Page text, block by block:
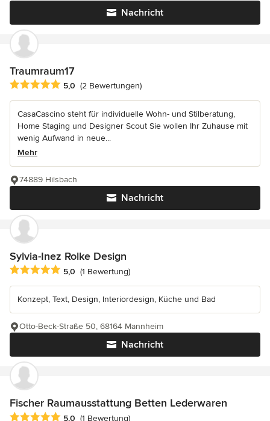
Nachricht
Traumraum17
Durchschnittliche Bewertung: 5 von 5 Sternen
5,0 (2 Bewertungen)
CasaCascino steht für individuelle Wohn- und Stilberatung,
Home Staging und Designer Scout Sie wollen Ihr Zuhause mit
wenig Aufwand in neue...
Mehr
Nachricht
74889 Hilsbach
Sylvia-Inez Rolke Design
Durchschnittliche Bewertung: 5 von 5 Sternen
5,0 (1 Bewertung)
Konzept, Text, Design, Interiordesign, Küche und Bad
Nachricht
Otto-Beck-Straße 50, 68164 Mannheim
Fischer Raumausstattung Betten Lederwaren
Durchschnittliche Bewertung: 5 von 5 Sternen
5,0 (1 Bewertung)